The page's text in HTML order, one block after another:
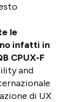
le
infatti in
CPUX-F
and
di UX